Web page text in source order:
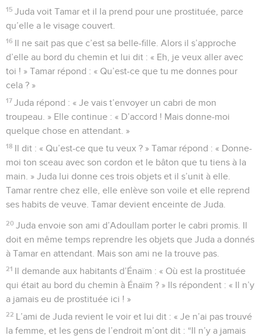
15 Juda voit Tamar et il la prend pour une prostituée, parce
qu’elle a le visage couvert.
16 Il ne sait pas que c’est sa belle-fille. Alors il s’approche
d’elle au bord du chemin et lui dit : « Eh, je veux aller avec
toi ! » Tamar répond : « Qu’est-ce que tu me donnes pour
cela ? »
17 Juda répond : « Je vais t’envoyer un cabri de mon
troupeau. » Elle continue : « D’accord ! Mais donne-moi
quelque chose en attendant. »
18 Il dit : « Qu’est-ce que tu veux ? » Tamar répond : « Donne-
moi ton sceau avec son cordon et le bâton que tu tiens à la
main. » Juda lui donne ces trois objets et il s’unit à elle.
Tamar rentre chez elle, elle enlève son voile et elle reprend
ses habits de veuve. Tamar devient enceinte de Juda.
20 Juda envoie son ami d’Adoullam porter le cabri promis. Il
doit en même temps reprendre les objets que Juda a donnés
à Tamar en attendant. Mais son ami ne la trouve pas.
21 Il demande aux habitants d’Énaïm : « Où est la prostituée
qui était au bord du chemin à Énaïm ? » Ils répondent : « Il n’y
a jamais eu de prostituée ici ! »
22 L’ami de Juda revient le voir et lui dit : « Je n’ai pas trouvé
la femme, et les gens de l’endroit m’ont dit : “Il n’y a jamais